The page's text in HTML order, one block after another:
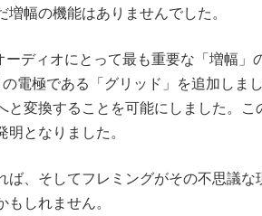
幅の機能はありませんでした。
ディオにとって最も重要な「増幅
電極である「グリッド」を追加し
と変換することを可能にしました。
となりました。
、そしてフレミングがその不思議
しれません。